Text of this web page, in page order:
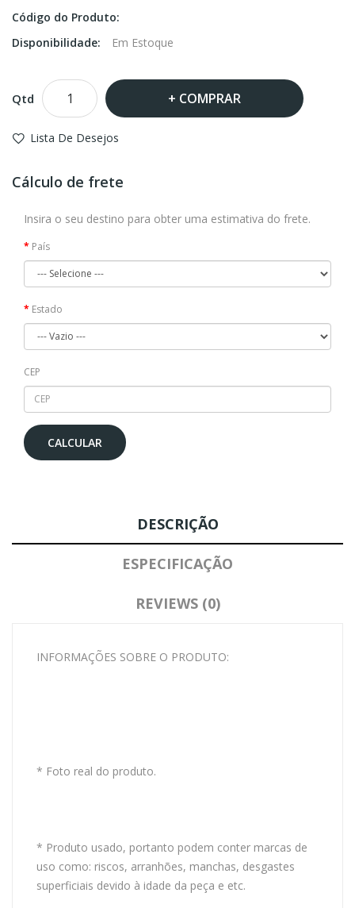
Código do Produto:
Disponibilidade:
Em Estoque
Qtd COMPRAR
Lista De Desejos
Cálculo de frete
Insira o seu destino para obter uma estimativa do frete.
País
Estado
CEP
CALCULAR
DESCRIÇÃO
ESPECIFICAÇÃO
REVIEWS (0)
INFORMAÇÕES SOBRE O PRODUTO:
* Foto real do produto.
* Produto usado, portanto podem conter marcas de
uso como: riscos, arranhões, manchas, desgastes
superficiais devido à idade da peça e etc.